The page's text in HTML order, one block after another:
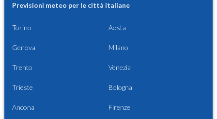
Previsioni meteo per le città italiane
Torino Aosta
Genova Milano
Trento Venezia
Trieste Bologna
Ancona Firenze